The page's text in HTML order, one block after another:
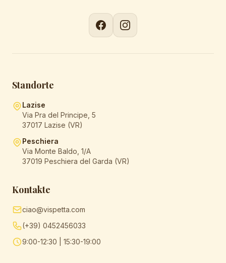
Standorte
Lazise
Via Pra del Principe, 5
37017 Lazise (VR)
Peschiera
Via Monte Baldo, 1/A
37019 Peschiera del Garda (VR)
Kontakte
ciao@vispetta.com
(+39) 0452456033
9:00-12:30 | 15:30-19:00